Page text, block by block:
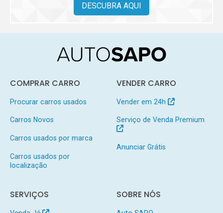
DESCUBRA AQUI
COMPRAR CARRO
Procurar carros usados
Carros Novos
Carros usados por marca
Carros usados por
localização
VENDER CARRO
Vender em 24h
Serviço de Venda Premium
Anunciar Grátis
SERVIÇOS SOBRE NÓS